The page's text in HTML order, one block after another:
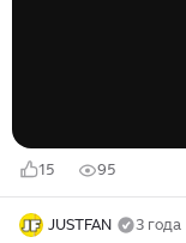
15 95
JUSTFAN 3 года